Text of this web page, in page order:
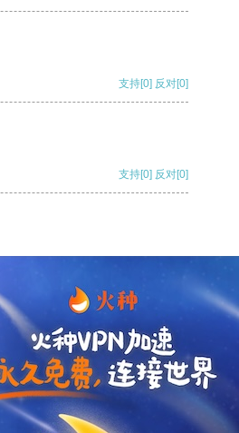
支持[0] 反对[0]
支持[0] 反对[0]
支持 [0] 反对 [0]